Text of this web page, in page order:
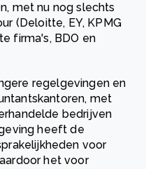
met nu nog slechts
(Deloitte, EY, KPMG
firma's, BDO en
regelgevingen en
met
bedrijven
heeft de
voor
het voor